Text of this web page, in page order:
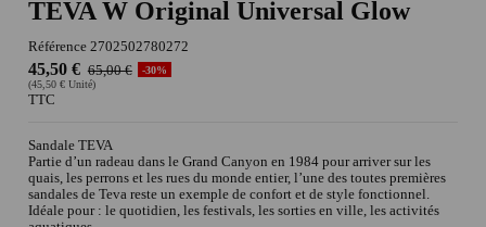
TEVA W Original Universal Glow
Référence 2702502780272
45,50 € 65,00 €
-30%
(45,50 € Unité)
TTC
Sandale TEVA
Partie d’un radeau dans le Grand Canyon en 1984 pour arriver sur les
quais, les perrons et les rues du monde entier, l’une des toutes premières
sandales de Teva reste un exemple de confort et de style fonctionnel.
Idéale pour : le quotidien, les festivals, les sorties en ville, les activités